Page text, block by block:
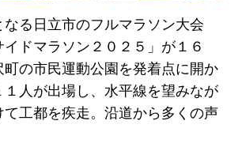
る日立市のフルマラソン大会
イドマラソン２０２５」が１６
町の市民運動公園を発着点に開か
人が出場し、水平線を望みなが
て工都を疾走。沿道から多くの声